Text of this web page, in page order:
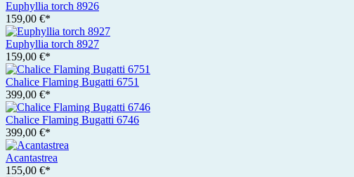
Euphyllia torch 8926
159,00 €*
Euphyllia torch 8927
159,00 €*
Chalice Flaming Bugatti 6751
399,00 €*
Chalice Flaming Bugatti 6746
399,00 €*
Acantastrea
155,00 €*